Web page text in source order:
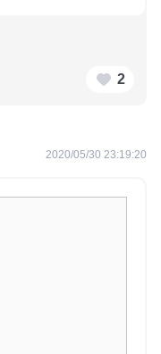
2
2020/05/30 23:19:20